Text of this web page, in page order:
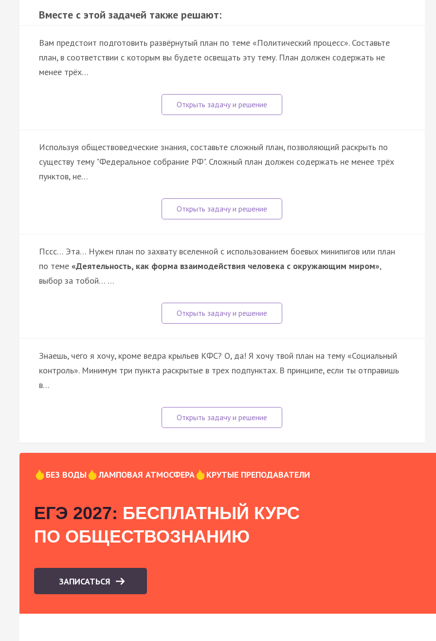
Вместе с этой задачей также решают:
Вам предстоит подготовить развёрнутый план по теме «Политический процесс». Составьте
план, в соответствии с которым вы будете освещать эту тему. План должен содержать не
менее трёх…
Используя обществоведческие знания, составьте сложный план, позволяющий раскрыть по
существу тему "Федеральное собрание РФ". Сложный план должен содержать не менее трёх
пунктов, не…
Пссс… Эта… Нужен план по захвату вселенной с использованием боевых минипигов или план
по теме «Деятельность, как форма взаимодействия человека с окружающим миром»,
выбор за тобой… …
Знаешь, чего я хочу, кроме ведра крыльев КФС? О, да! Я хочу твой план на тему «Социальный
контроль». Минимум три пункта раскрытые в трех подпунктах. В принципе, если ты отправишь
в…
БЕЗ ВОДЫ ЛАМПОВАЯ АТМОСФЕРА КРУТЫЕ ПРЕПОДАВАТЕЛИ
ЕГЭ 2027: БЕСПЛАТНЫЙ КУРС
ПО ОБЩЕСТВОЗНАНИЮ
ЗАПИСАТЬСЯ